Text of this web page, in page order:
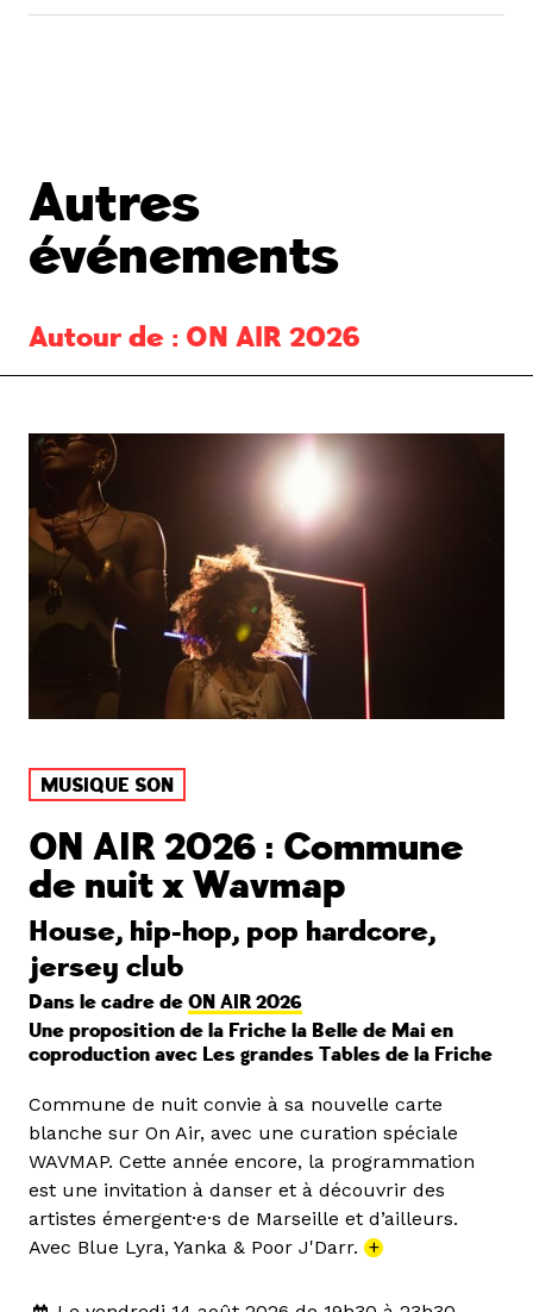
Autres
événements
Autour de : ON AIR 2026
MUSIQUE SON
ON AIR 2026 : Commune
de nuit x Wavmap
House, hip-hop, pop hardcore,
jersey club
Dans le cadre de ON AIR 2026
Une proposition de la Friche la Belle de Mai en
coproduction avec Les grandes Tables de la Friche
Commune de nuit convie à sa nouvelle carte
blanche sur On Air, avec une curation spéciale
WAVMAP. Cette année encore, la programmation
est une invitation à danser et à découvrir des
artistes émergent·e·s de Marseille et d’ailleurs.
Avec Blue Lyra, Yanka & Poor J'Darr. +